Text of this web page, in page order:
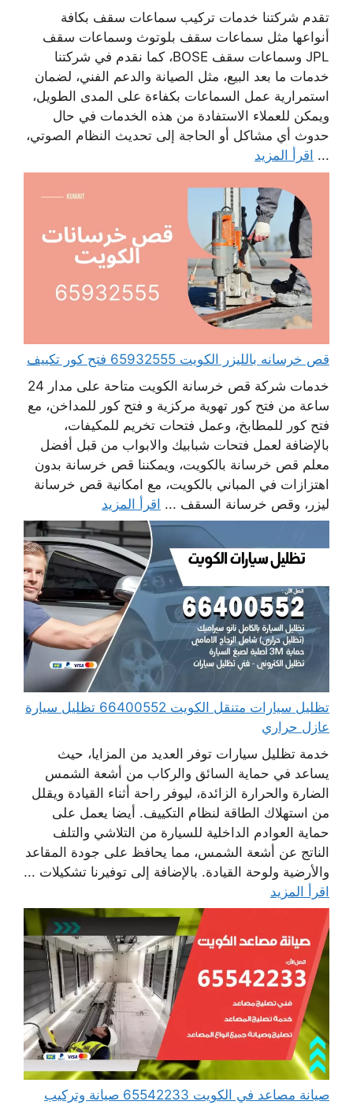
تقدم شركتنا خدمات تركيب سماعات سقف بكافة
أنواعها مثل سماعات سقف بلوتوث وسماعات سقف
JPL وسماعات سقف BOSE، كما نقدم في شركتنا
خدمات ما بعد البيع، مثل الصيانة والدعم الفني، لضمان
استمرارية عمل السماعات بكفاءة على المدى الطويل،
ويمكن للعملاء الاستفادة من هذه الخدمات في حال
حدوث أي مشاكل أو الحاجة إلى تحديث النظام الصوتي،
... اقرأ المزيد
قص خرسانه بالليزر الكويت 65932555 فتح كور تكييف
خدمات شركة قص خرسانة الكويت متاحة على مدار 24
ساعة من فتح كور تهوية مركزية و فتح كور للمداخن، مع
فتح كور للمطابخ، وعمل فتحات تخريم للمكيفات،
بالإضافة لعمل فتحات شبابيك والابواب من قبل أفضل
معلم قص خرسانة بالكويت، ويمكننا قص خرسانة بدون
اهتزازات في المباني بالكويت، مع امكانية قص خرسانة
ليزر، وقص خرسانة السقف ... اقرأ المزيد
تظليل سيارات متنقل الكويت 66400552 تظليل سيارة
عازل حراري
خدمة تظليل سيارات توفر العديد من المزايا، حيث
يساعد في حماية السائق والركاب من أشعة الشمس
الضارة والحرارة الزائدة، ليوفر راحة أثناء القيادة ويقلل
من استهلاك الطاقة لنظام التكييف. أيضا يعمل على
حماية العوادم الداخلية للسيارة من التلاشي والتلف
الناتج عن أشعة الشمس، مما يحافظ على جودة المقاعد
والأرضية ولوحة القيادة. بالإضافة إلى توفيرنا تشكيلات ...
اقرأ المزيد
صيانة مصاعد في الكويت 65542233 صيانة وتركيب